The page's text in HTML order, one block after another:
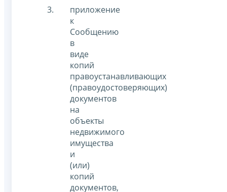
приложение
к
Сообщению
в
виде
копий
правоустанавливающих
(правоудостоверяющих)
документов
на
объекты
недвижимого
имущества
и
(или)
копий
документов,